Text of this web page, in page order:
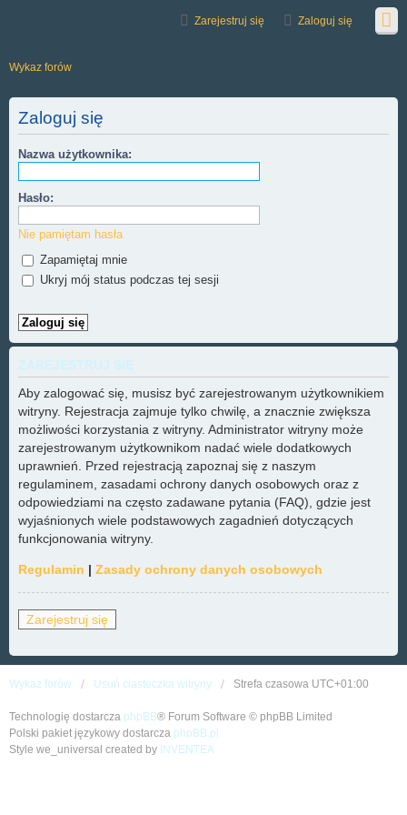
Zaloguj się
Zarejestruj się
Wykaz forów
Zaloguj się
Nazwa użytkownika:
Hasło:
Nie pamiętam hasła
Zapamiętaj mnie
Ukryj mój status podczas tej sesji
ZAREJESTRUJ SIĘ
Aby zalogować się, musisz być zarejestrowanym użytkownikiem
witryny. Rejestracja zajmuje tylko chwilę, a znacznie zwiększa
możliwości korzystania z witryny. Administrator witryny może
zarejestrowanym użytkownikom nadać wiele dodatkowych
uprawnień. Przed rejestracją zapoznaj się z naszym
regulaminem, zasadami ochrony danych osobowych oraz z
odpowiedziami na często zadawane pytania (FAQ), gdzie jest
wyjaśnionych wiele podstawowych zagadnień dotyczących
funkcjonowania witryny.
Regulamin | Zasady ochrony danych osobowych
Zarejestruj się
Wykaz forów Usuń ciasteczka witryny Strefa czasowa UTC+01:00
Technologię dostarcza phpBB® Forum Software © phpBB Limited
Polski pakiet językowy dostarcza phpBB.pl
Style we_universal created by INVENTEA